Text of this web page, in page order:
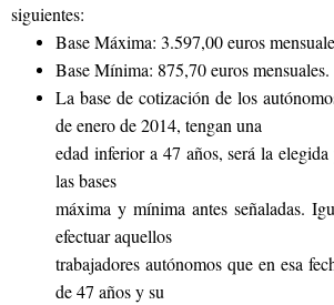
siguientes:
Base Máxima: 3.597,00 euros
Base Mínima: 875,70 euros mensuales.
La base de cotización de los
de enero de 2014, tengan una
edad inferior a 47 años, será la
las bases
máxima y mínima antes señaladas.
efectuar aquellos
trabajadores autónomos que en esa
de 47 años y su